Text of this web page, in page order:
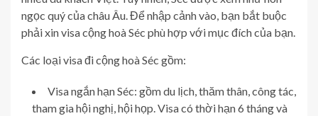
ngọc quý của châu Âu. Để nhập cảnh vào, bạn bắt buộc
phải xin visa cộng hoà Séc phù hợp với mục đích của bạn.
Các loại visa đi cộng hoà Séc gồm:
Visa ngắn hạn Séc: gồm du lịch, thăm thân, công tác,
tham gia hội nghị, hội họp. Visa có thời hạn 6 tháng và